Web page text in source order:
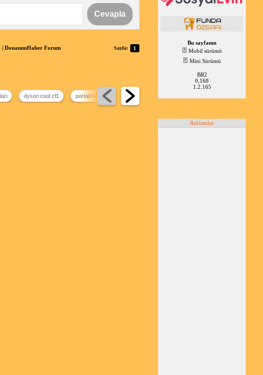
Cevapla
Sayfa: 1
DonanımHaber Forum
dyson cool cf1 portatif klima minesk airflow pro
Bu sayfanın
Mobil sürümü
Mini Sürümü
BR2
0,168
1.2.165
Reklamlar